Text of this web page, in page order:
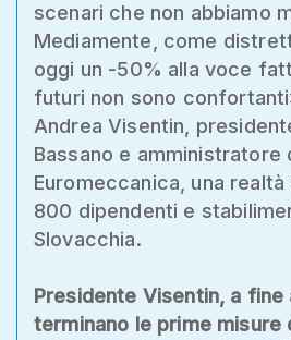
scenari che non abbiamo
Mediamente, come
oggi un -50% alla voce
futuri non sono
Andrea Visentin,
Bassano e amministratore
Euromeccanica, una
800 dipendenti e
Slovacchia.
Presidente Visentin, a fine
terminano le prime misure